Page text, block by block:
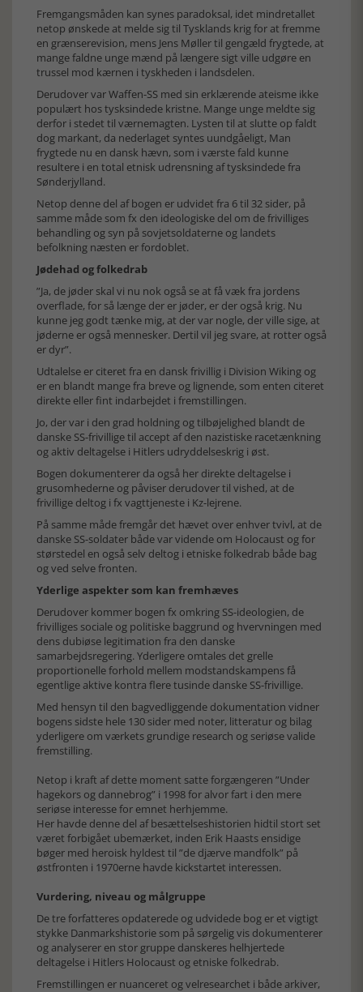
Fremgangsmåden kan synes paradoksal, idet mindretallet
netop ønskede at melde sig til Tysklands krig for at fremme
en grænserevision, mens Jens Møller til gengæld frygtede, at
mange faldne unge mænd på længere sigt ville udgøre en
trussel mod kærnen i tyskheden i landsdelen.
Derudover var Waffen-SS med sin erklærende ateisme ikke
populært hos tysksindede kristne. Mange unge meldte sig
derfor i stedet til værnemagten. Lysten til at slutte op faldt
dog markant, da nederlaget syntes uundgåeligt, Man
frygtede nu en dansk hævn, som i værste fald kunne
resultere i en total etnisk udrensning af tysksindede fra
Sønderjylland.
Netop denne del af bogen er udvidet fra 6 til 32 sider, på
samme måde som fx den ideologiske del om de frivilliges
behandling og syn på sovjetsoldaterne og landets
befolkning næsten er fordoblet.
Jødehad og folkedrab
”Ja, de jøder skal vi nu nok også se at få væk fra jordens
overflade, for så længe der er jøder, er der også krig. Nu
kunne jeg godt tænke mig, at der var nogle, der ville sige, at
jøderne er også mennesker. Dertil vil jeg svare, at rotter også
er dyr”.
Udtalelse er citeret fra en dansk frivillig i Division Wiking og
er en blandt mange fra breve og lignende, som enten citeret
direkte eller fint indarbejdet i fremstillingen.
Jo, der var i den grad holdning og tilbøjelighed blandt de
danske SS-frivillige til accept af den nazistiske racetænkning
og aktiv deltagelse i Hitlers udryddelseskrig i øst.
Bogen dokumenterer da også her direkte deltagelse i
grusomhederne og påviser derudover til vished, at de
frivillige deltog i fx vagttjeneste i Kz-lejrene.
På samme måde fremgår det hævet over enhver tvivl, at de
danske SS-soldater både var vidende om Holocaust og for
størstedel en også selv deltog i etniske folkedrab både bag
og ved selve fronten.
Yderlige aspekter som kan fremhæves
Derudover kommer bogen fx omkring SS-ideologien, de
frivilliges sociale og politiske baggrund og hvervningen med
dens dubiøse legitimation fra den danske
samarbejdsregering. Yderligere omtales det grelle
proportionelle forhold mellem modstandskampens få
egentlige aktive kontra flere tusinde danske SS-frivillige.
Med hensyn til den bagvedliggende dokumentation vidner
bogens sidste hele 130 sider med noter, litteratur og bilag
yderligere om værkets grundige research og seriøse valide
fremstilling.
Netop i kraft af dette moment satte forgængeren ”Under
hagekors og dannebrog” i 1998 for alvor fart i den mere
seriøse interesse for emnet herhjemme.
Her havde denne del af besættelseshistorien hidtil stort set
været forbigået ubemærket, inden Erik Haasts ensidige
bøger med heroisk hyldest til ”de djærve mandfolk” på
østfronten i 1970erne havde kickstartet interessen.
Vurdering, niveau og målgruppe
De tre forfatteres opdaterede og udvidede bog er et vigtigt
stykke Danmarkshistorie som på sørgelig vis dokumenterer
og analyserer en stor gruppe danskeres helhjertede
deltagelse i Hitlers Holocaust og etniske folkedrab.
Fremstillingen er nuanceret og velresearchet i både arkiver,